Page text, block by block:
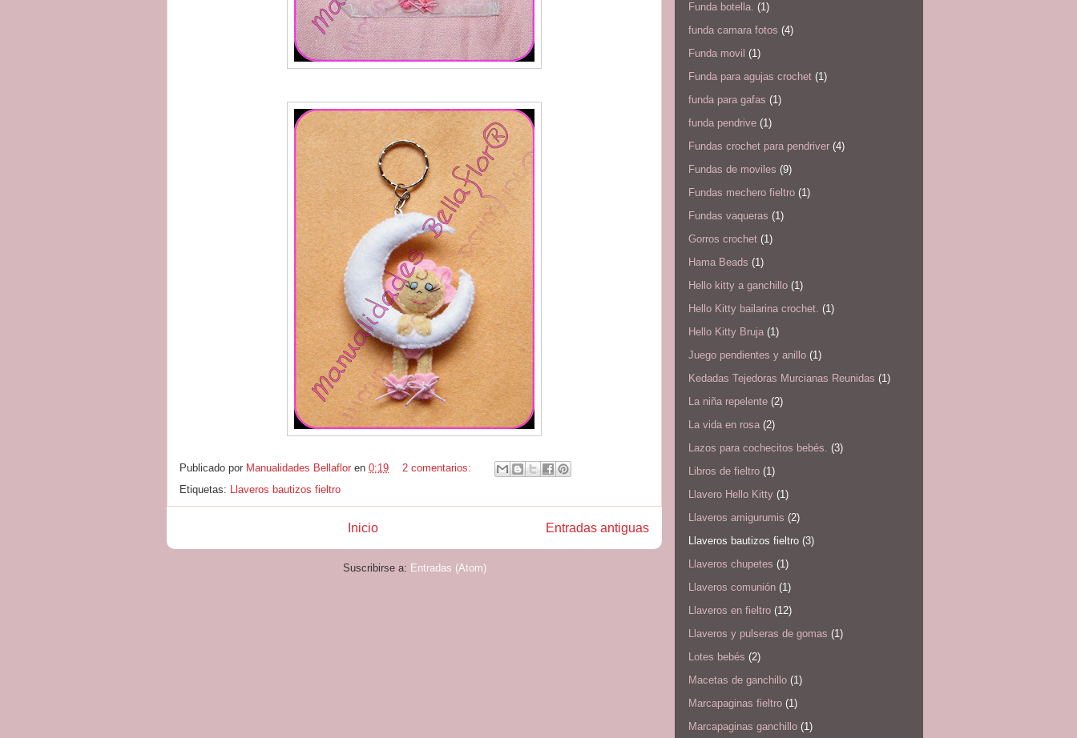
Publicado por Manualidades Bellaflor en 0:19
2 comentarios:
Etiquetas: Llaveros bautizos fieltro
Entradas antiguas
Inicio
Suscribirse a: Entradas (Atom)
Funda botella. (1)
funda camara fotos (4)
Funda movil (1)
Funda para agujas crochet (1)
funda para gafas (1)
funda pendrive (1)
Fundas crochet para pendriver (4)
Fundas de moviles (9)
Fundas mechero fieltro (1)
Fundas vaqueras (1)
Gorros crochet (1)
Hama Beads (1)
Hello kitty a ganchillo (1)
Hello Kitty bailarina crochet. (1)
Hello Kitty Bruja (1)
Juego pendientes y anillo (1)
Kedadas Tejedoras Murcianas Reunidas (1)
La niña repelente (2)
La vida en rosa (2)
Lazos para cochecitos bebés. (3)
Libros de fieltro (1)
Llavero Hello Kitty (1)
Llaveros amigurumis (2)
Llaveros bautizos fieltro (3)
Llaveros chupetes (1)
Llaveros comunión (1)
Llaveros en fieltro (12)
Llaveros y pulseras de gomas (1)
Lotes bebés (2)
Macetas de ganchillo (1)
Marcapaginas fieltro (1)
Marcapaginas ganchillo (1)